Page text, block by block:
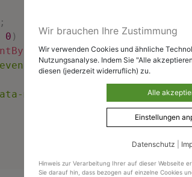
;
0 )
("eoevents-dv-widget-eo");
, parts[0]) ;
moment'
Wir brauchen Ihre Zustimmung
Wir verwenden Cookies und ähnliche
Nutzungsanalyse. Indem Sie "Alle
diesen (jederzeit widerruflich) zu.
Alle
Einstellungen
Datenschutz
Hinweis zur Verarbeitung Ihrer auf dieser Webseite
Sie darauf hin, dass bezogen auf einzelne Cookies